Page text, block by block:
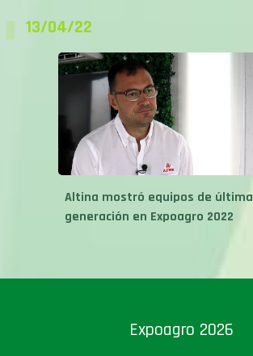
13/04/22
Altina mostró equipos de última
generación en Expoagro 2022
Expoagro 2026